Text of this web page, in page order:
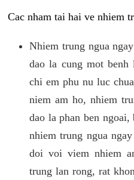
Cac nham tai hai ve nhiem
Nhiem trung ngua
dao la cung mot
chi em phu nu luc
niem am ho, nhiem
dao la phan ben
nhiem trung ngua
doi voi viem nhiem
trung lan rong, rat